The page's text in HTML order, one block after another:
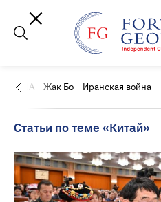
США Жак Бо Иранская война
Статьи по теме «Китай»